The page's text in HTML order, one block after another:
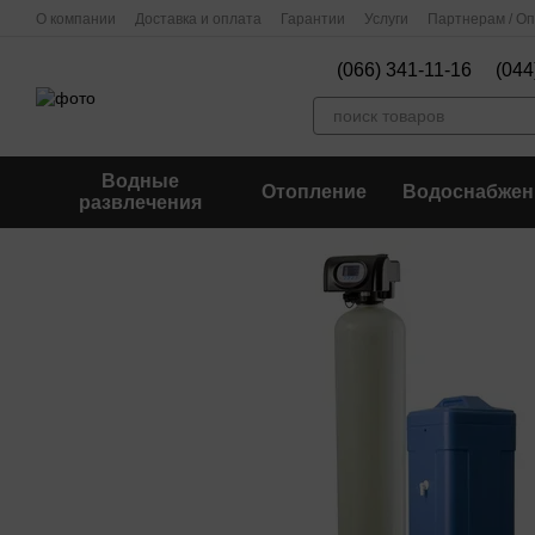
Перейти к основному контенту
О компании Доставка и оплата Гарантии Услуги Партнерам /
(066) 341-11-16
Водные
развлечения
Отопление